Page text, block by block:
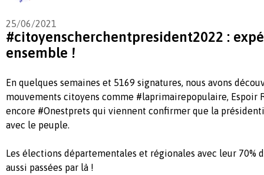
25/06/2021
#citoyenscherchentpresident2022 :
ensemble !
En quelques semaines et 5169 signatures, nous avons
mouvements citoyens comme #laprimairepopulaire, Espoir
encore #Onestprets qui viennent confirmer que la
avec le peuple.
Les élections départementales et régionales avec leur 70%
aussi passées par là !